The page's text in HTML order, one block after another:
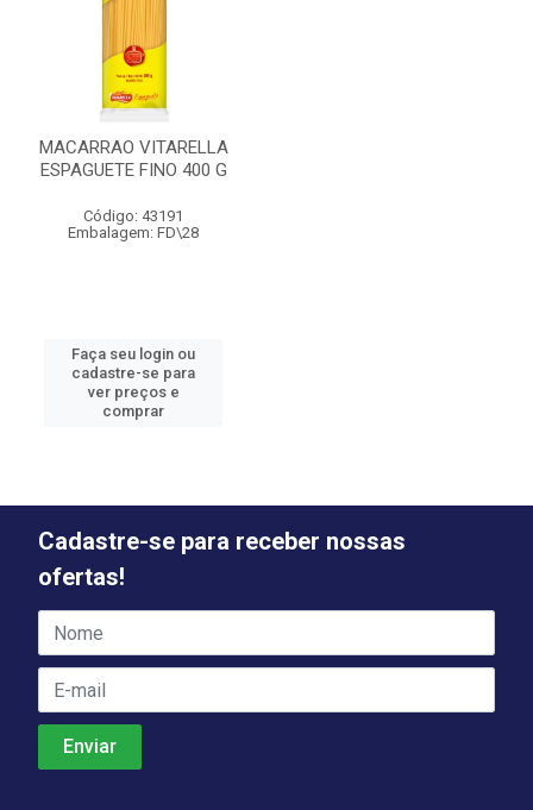
MACARRAO VITARELLA
ESPAGUETE FINO 400 G
Código: 43191
Embalagem: FD\28
Faça seu login ou
cadastre-se para
ver preços e
comprar
Cadastre-se para receber nossas
ofertas!